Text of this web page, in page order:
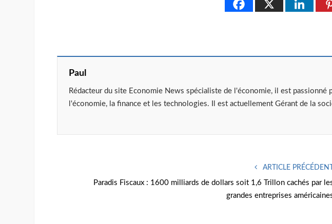
Paul
Rédacteur du site Economie News spécialiste de l'économie, il est
l'économie, la finance et les technologies. Il est actuellement Gérant de la
ARTICLE PRÉCÉDENT
Paradis Fiscaux : 1600 milliards de dollars soit 1,6 Trillon cachés par
grandes entreprises